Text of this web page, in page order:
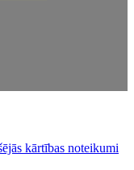
kārtības noteikumi